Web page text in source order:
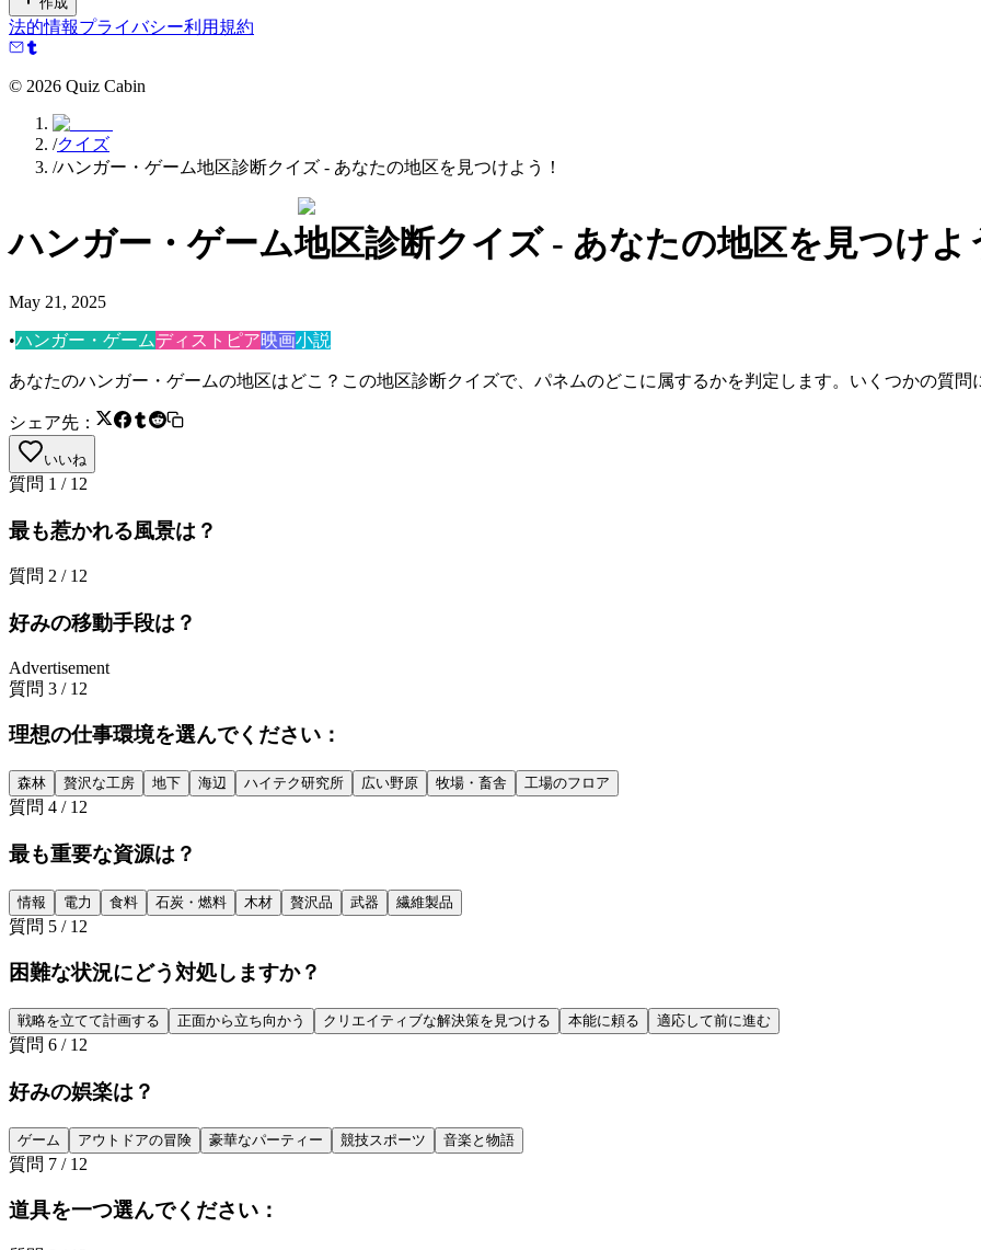
法的情報プライバシー利用規約
© 2026 Quiz Cabin
/クイズ
/ハンガー・ゲーム地区診断クイズ - あなたの地区を見つけよう！
ハンガー・ゲーム地区診断クイズ - あなたの地区を見つけよ
May 21, 2025
•ハンガー・ゲームディストピア映画小説
あなたのハンガー・ゲームの地区はどこ？この地区診断クイズで、パネムのどこに属するかを判定します。いくつかの質
シェア先：
いいね
質問 1 / 12
最も惹かれる風景は？
質問 2 / 12
好みの移動手段は？
Advertisement
質問 3 / 12
理想の仕事環境を選んでください：
森林 贅沢な工房 地下 海辺 ハイテク研究所 広い野原 牧場・畜舎 工場のフロア
質問 4 / 12
最も重要な資源は？
情報 電力 食料 石炭・燃料 木材 贅沢品 武器 繊維製品
質問 5 / 12
困難な状況にどう対処しますか？
戦略を立てて計画する 正面から立ち向かう クリエイティブな解決策を見つける 本能に頼る 適応して前に進む
質問 6 / 12
好みの娯楽は？
ゲーム アウトドアの冒険 豪華なパーティー 競技スポーツ 音楽と物語
質問 7 / 12
道具を一つ選んでください：